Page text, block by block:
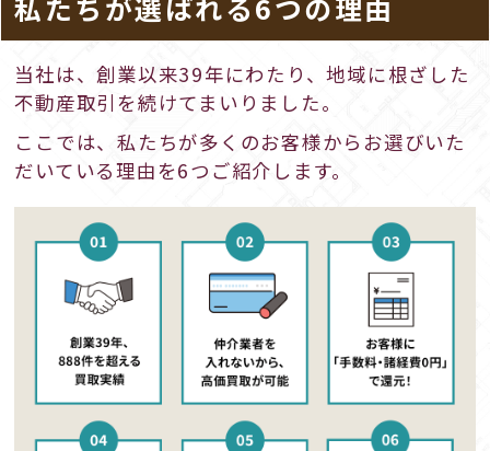
当社は、創業以来39年にわたり、地域に根ざした
不動産取引を続けてまいりました。
ここでは、私たちが多くのお客様からお選びいた
だいている理由を6つご紹介します。